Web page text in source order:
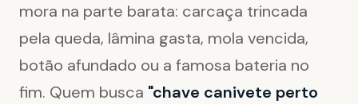
mora na parte barata: carcaça trincada
pela queda, lâmina gasta, mola vencida,
botão afundado ou a famosa bateria no
fim. Quem busca "chave canivete perto